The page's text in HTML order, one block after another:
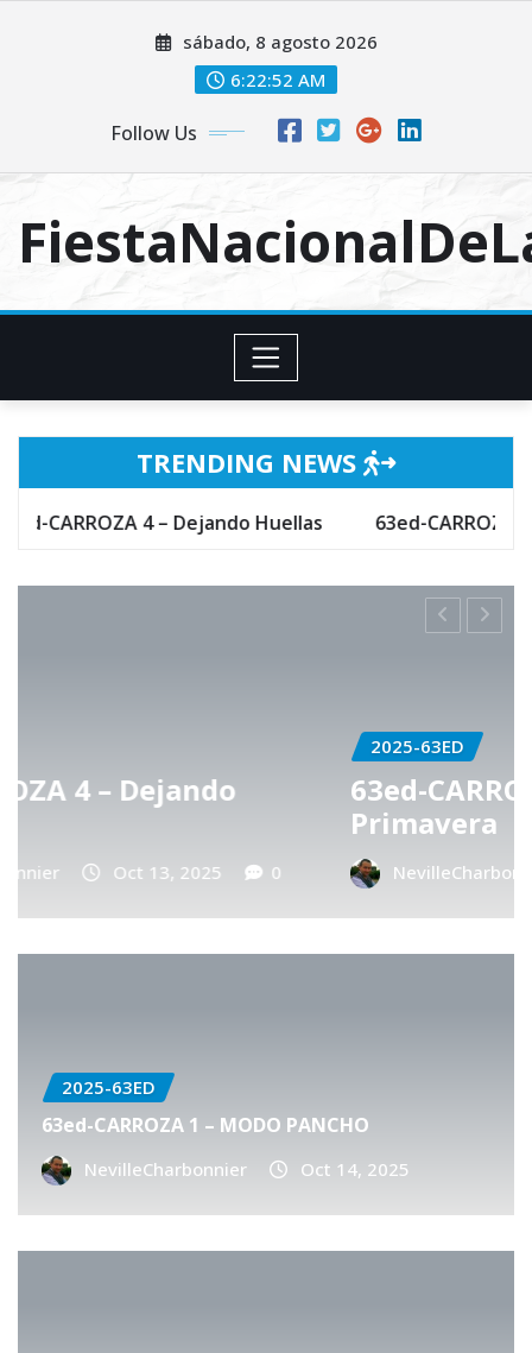
sábado, 8 agosto 2026
6:22:53 AM
Follow Us
TRENDING NEWS
4 – Dejando Huellas 63ed-CARROZA 3 – Hechizo
63ed-CARROZA 3 – Hechizo de
NevilleCharbonnier Oct 13, 2025 0
2025-63ED
63ed-CARROZA 1 – MODO PANCHO
NevilleCharbonnier Oct 14, 2025